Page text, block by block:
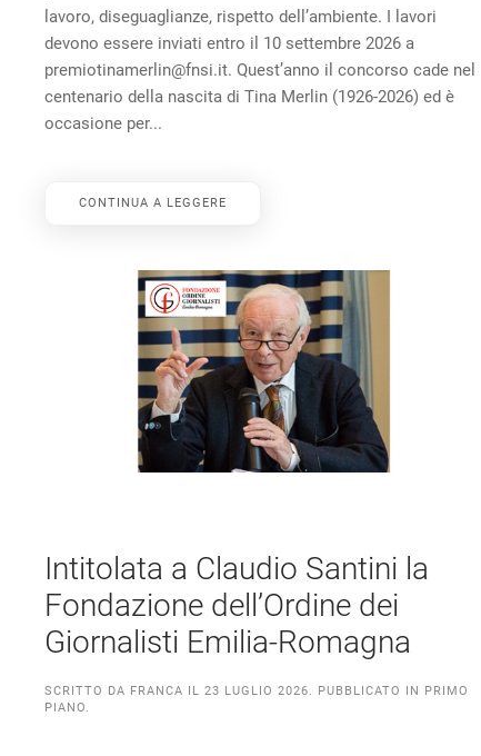
lavoro, diseguaglianze, rispetto dell’ambiente. I lavori
devono essere inviati entro il 10 settembre 2026 a
premiotinamerlin@fnsi.it. Quest’anno il concorso cade nel
centenario della nascita di Tina Merlin (1926-2026) ed è
occasione per...
CONTINUA A LEGGERE
Intitolata a Claudio Santini la
Fondazione dell’Ordine dei
Giornalisti Emilia-Romagna
SCRITTO DA FRANCA IL 23 LUGLIO 2026. PUBBLICATO IN
PRIMO
PIANO.